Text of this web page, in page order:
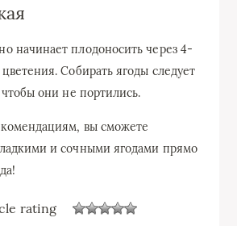
начинает плодоносить через 4-
Собирать ягоды следует
чтобы они не портились.
вы сможете
и сочными ягодами прямо
rating